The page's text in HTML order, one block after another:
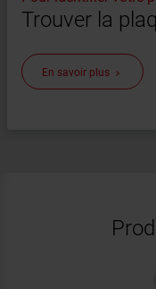
Trouver la
En savoir plus keyboard_arrow_right